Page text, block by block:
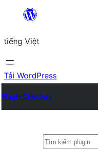
Chuyển
phần
nội
dung
tiếng Việt
Tải WordPress
Plugin Directory
Tìm